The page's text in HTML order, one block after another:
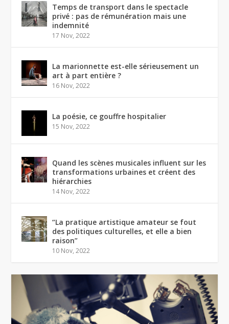
Temps de transport dans le spectacle
privé : pas de rémunération mais une
indemnité
17 Nov, 2022
La marionnette est-elle sérieusement un
art à part entière ?
16 Nov, 2022
La poésie, ce gouffre hospitalier
15 Nov, 2022
Quand les scènes musicales influent sur les
transformations urbaines et créent des
hiérarchies
14 Nov, 2022
“La pratique artistique amateur se fout
des politiques culturelles, et elle a bien
raison”
10 Nov, 2022